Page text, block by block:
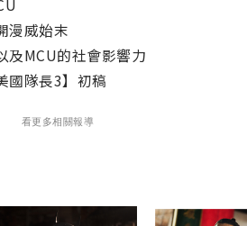
漫威始末
及MCU的社會影響力
國隊長3】初稿
看更多相關報導